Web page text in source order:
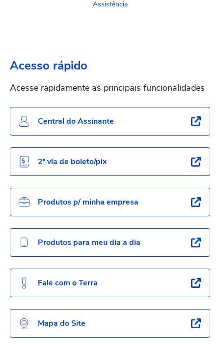
Assistência
Acesso rápido
Acesse rapidamente as principais funcionalidades
Central do Assinante
2ª via de boleto/pix
Produtos p/ minha empresa
Produtos para meu dia a dia
Fale com o Terra
Mapa do Site